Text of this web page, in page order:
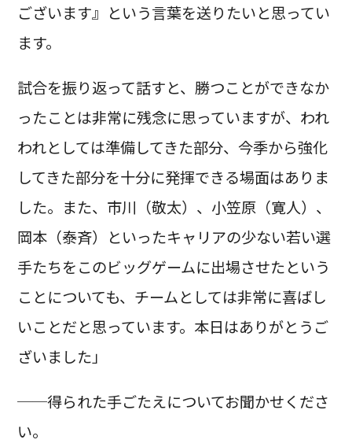
ございます』という言葉を送りたいと思ってい
ます。
試合を振り返って話すと、勝つことができなか
ったことは非常に残念に思っていますが、われ
われとしては準備してきた部分、今季から強化
してきた部分を十分に発揮できる場面はありま
した。また、市川（敬太）、小笠原（寛人）、
岡本（泰斉）といったキャリアの少ない若い選
手たちをこのビッグゲームに出場させたという
ことについても、チームとしては非常に喜ばし
いことだと思っています。本日はありがとうご
ざいました」
──得られた手ごたえについてお聞かせくださ
い。